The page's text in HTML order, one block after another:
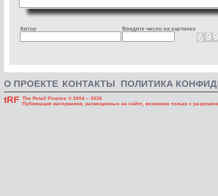
Автор Введите число на картинке
О ПРОЕКТЕ КОНТАКТЫ ПОЛИТИКА
The Retail Finance © 2004 – 2026
Публикация материалов, размещенных на сайте, возможна только с
tRF